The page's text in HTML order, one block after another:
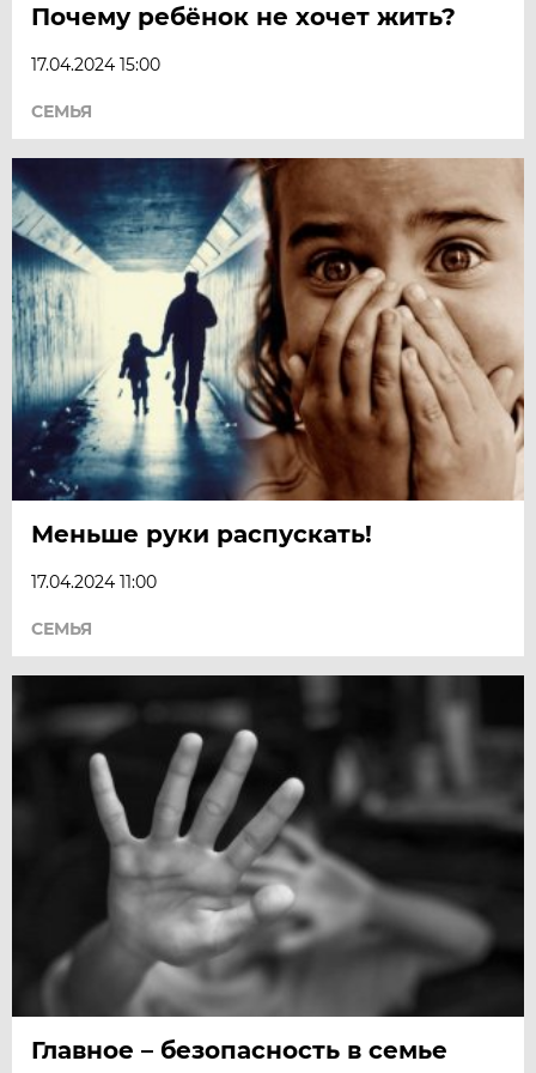
Почему ребёнок не хочет жить?
17.04.2024 15:00
СЕМЬЯ
Меньше руки распускать!
17.04.2024 11:00
СЕМЬЯ
Главное – безопасность в семье